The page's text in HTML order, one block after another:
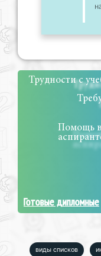
Трудности с
Помощь в
Готовые дипломные
виды списков